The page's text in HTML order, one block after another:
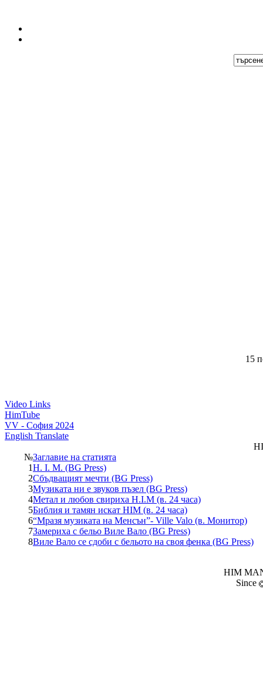
15
Video Links
HimTube
VV - София 2024
English Translate
№Заглавие на статията
1H. I. M. (BG Press)
2Сбъдващият мечти (BG Press)
3Музиката ни е звуков пъзел (BG Press)
4Метал и любов свириха H.I.M (в. 24 часа)
5Библия и тамян искат HIM (в. 24 часа)
6“Мразя музиката на Менсън”- Ville Valo (в. Монитор)
7Замериха с бельо Виле Вало (BG Press)
8Виле Вало се сдоби с бельото на своя фенка (BG Press)
HIM
Since